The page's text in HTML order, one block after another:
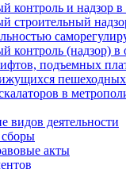
контроль и надзор
строительный
контроль (надзор) в
подъемных
пешеходных
в
видов деятельности
акты